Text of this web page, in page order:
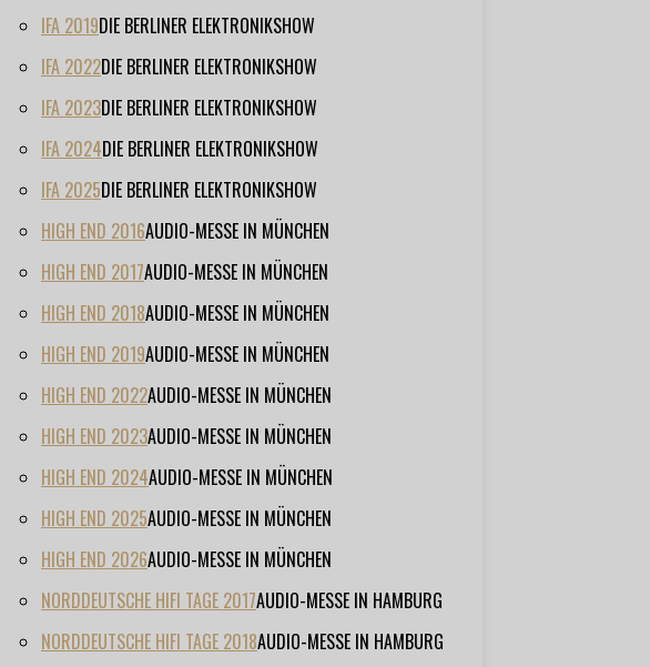
IFA 2019DIE BERLINER ELEKTRONIKSHOW
IFA 2022DIE BERLINER ELEKTRONIKSHOW
IFA 2023DIE BERLINER ELEKTRONIKSHOW
IFA 2024DIE BERLINER ELEKTRONIKSHOW
IFA 2025DIE BERLINER ELEKTRONIKSHOW
HIGH END 2016AUDIO-MESSE IN MÜNCHEN
HIGH END 2017AUDIO-MESSE IN MÜNCHEN
HIGH END 2018AUDIO-MESSE IN MÜNCHEN
HIGH END 2019AUDIO-MESSE IN MÜNCHEN
HIGH END 2022AUDIO-MESSE IN MÜNCHEN
HIGH END 2023AUDIO-MESSE IN MÜNCHEN
HIGH END 2024AUDIO-MESSE IN MÜNCHEN
HIGH END 2025AUDIO-MESSE IN MÜNCHEN
HIGH END 2026AUDIO-MESSE IN MÜNCHEN
NORDDEUTSCHE HIFI TAGE 2017AUDIO-MESSE IN HAMBURG
NORDDEUTSCHE HIFI TAGE 2018AUDIO-MESSE IN HAMBURG